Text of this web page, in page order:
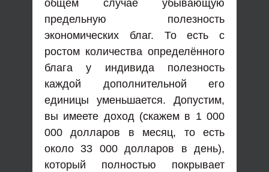
общем случае убывающую
предельную полезность
экономических благ. То есть с
ростом количества определённого
блага у индивида полезность
каждой дополнительной его
единицы уменьшается. Допустим,
вы имеете доход (скажем в 1 000
000 долларов в месяц, то есть
около 33 000 долларов в день),
который полностью покрывает